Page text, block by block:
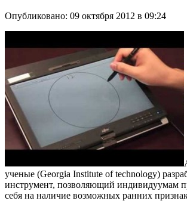
Опубликовано: 09 октября 2012 в 09:24
ученые (Georgia Institute of technology)
инструмент, позволяющий индивидуумам
себя на наличие возможных ранних